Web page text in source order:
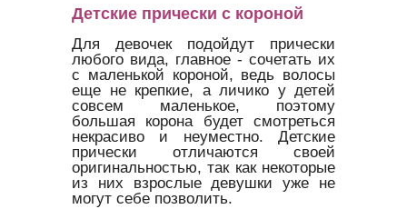
Детские прически с короной
Для девочек подойдут прически
любого вида, главное - сочетать их
с маленькой короной, ведь волосы
еще не крепкие, а личико у детей
совсем маленькое, поэтому
большая корона будет смотреться
некрасиво и неуместно. Детские
прически отличаются своей
оригинальностью, так как некоторые
из них взрослые девушки уже не
могут себе позволить.